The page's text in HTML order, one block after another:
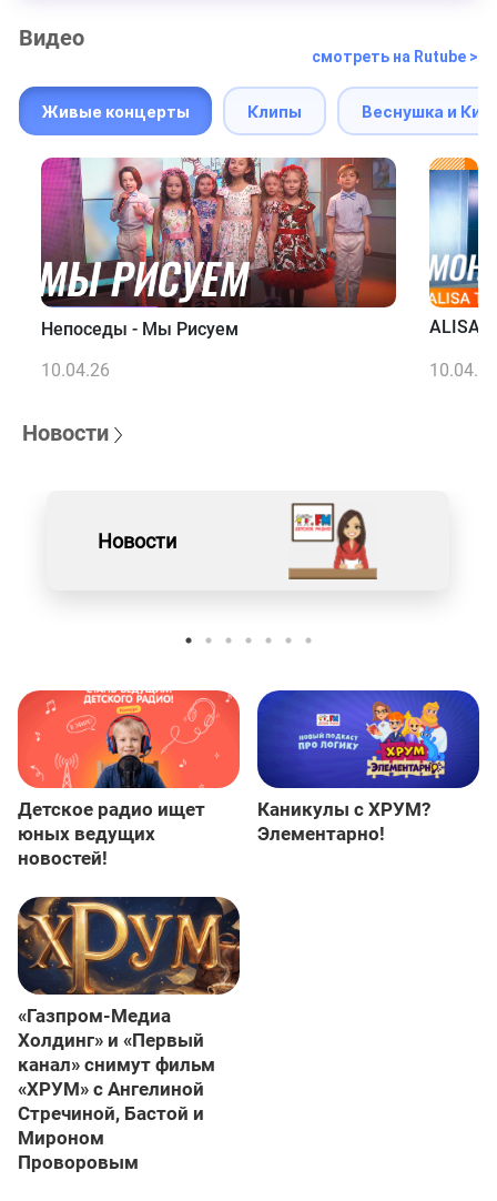
Видео
смотреть на Rutube >
Живые концерты Клипы Веснушка и
Непоседы - Мы Рисуем
10.04.26
ALISA
10.04.26
Новости
Новости
Детское радио ищет
юных ведущих
новостей!
Каникулы с ХРУМ?
Элементарно!
«Газпром-Медиа
Холдинг» и «Первый
канал» снимут фильм
«ХРУМ» с Ангелиной
Стречиной, Бастой и
Мироном
Проворовым